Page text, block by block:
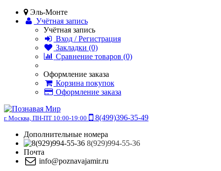
Эль-Монте
Учётная запись
Учётная запись
Вход / Регистрация
Закладки (0)
Сравнение товаров (0)
Оформление заказа
Корзина покупок
Оформление заказа
г. Москва, ПН-ПТ 10:00-19:00
8(499)396-35-49
Дополнительные номера
8(929)994-55-36
Почта
info@poznavajamir.ru